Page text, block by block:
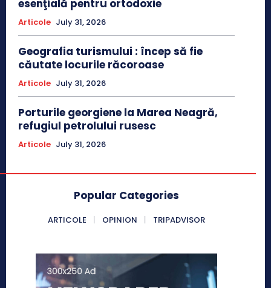
esenţială pentru ortodoxie
Articole July 31, 2026
Geografia turismului : încep să fie
căutate locurile răcoroase
Articole July 31, 2026
Porturile georgiene la Marea Neagră,
refugiul petrolului rusesc
Articole July 31, 2026
Popular Categories
ARTICOLE OPINION TRIPADVISOR